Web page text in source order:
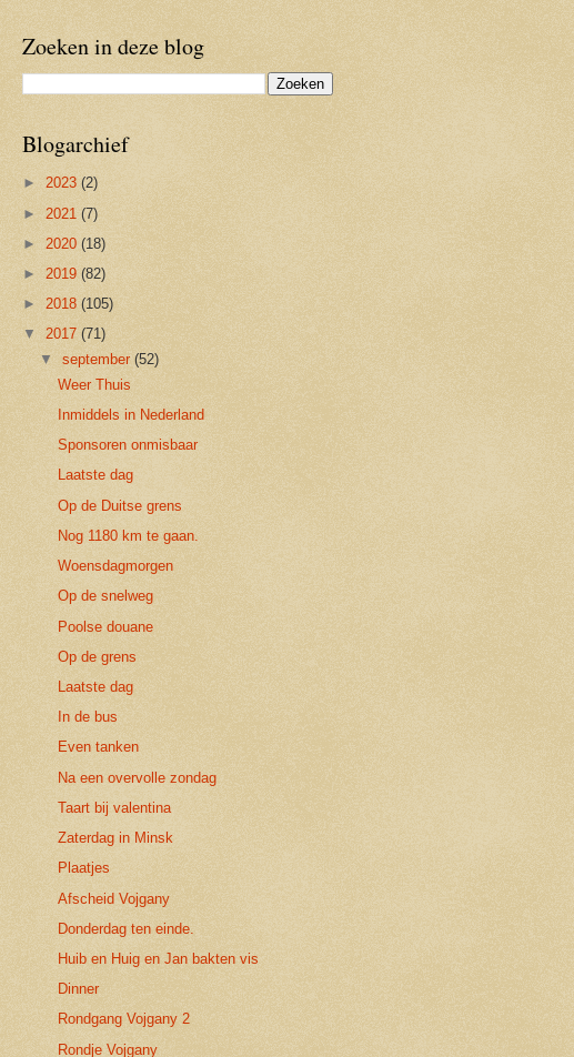
Zoeken in deze blog
Blogarchief
► 2023 (2)
► 2021 (7)
► 2020 (18)
► 2019 (82)
► 2018 (105)
▼
2017 (71)
▼
september (52)
Weer Thuis
Inmiddels in Nederland
Sponsoren onmisbaar
Laatste dag
Op de Duitse grens
Nog 1180 km te gaan.
Woensdagmorgen
Op de snelweg
Poolse douane
Op de grens
Laatste dag
In de bus
Even tanken
Na een overvolle zondag
Taart bij valentina
Zaterdag in Minsk
Plaatjes
Afscheid Vojgany
Donderdag ten einde.
Huib en Huig en Jan bakten vis
Dinner
Rondgang Vojgany 2
Rondje Vojgany